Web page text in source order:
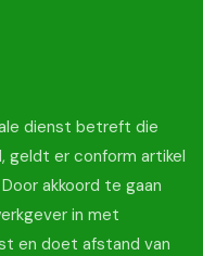
dienst betreft die
geldt er conform artikel
akkoord te gaan
in met
en doet afstand van